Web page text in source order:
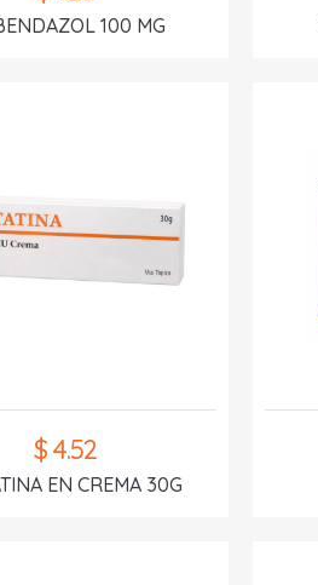
100 MG
$ 4.52
EN CREMA 30G